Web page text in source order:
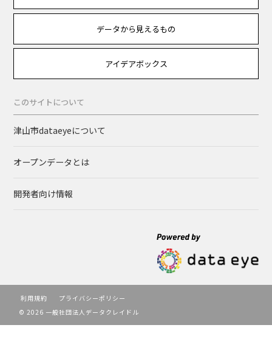
データから見えるもの
アイデアボックス
このサイトについて
津山市dataeyeについて
オープンデータとは
開発者向け情報
利用規約
プライバシーポリシー
© 2026 一般社団法人データクレイドル